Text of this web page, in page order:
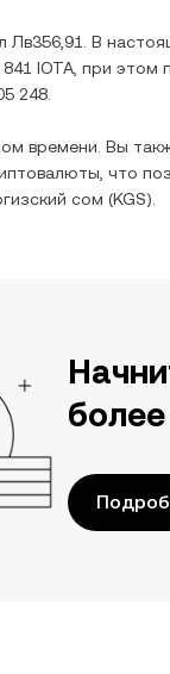
Лв356,91 . В
IOTA , при этом
248
времени. Вы
что
сом (KGS).